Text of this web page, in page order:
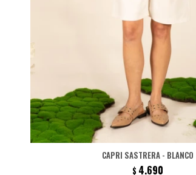
CAPRI SASTRERA - BLANCO
$ 4.690